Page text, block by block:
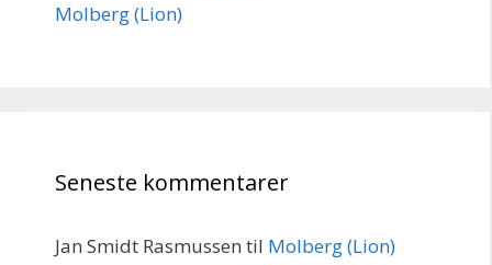
Molberg (Lion)
Seneste kommentarer
Jan Smidt Rasmussen til Molberg (Lion)